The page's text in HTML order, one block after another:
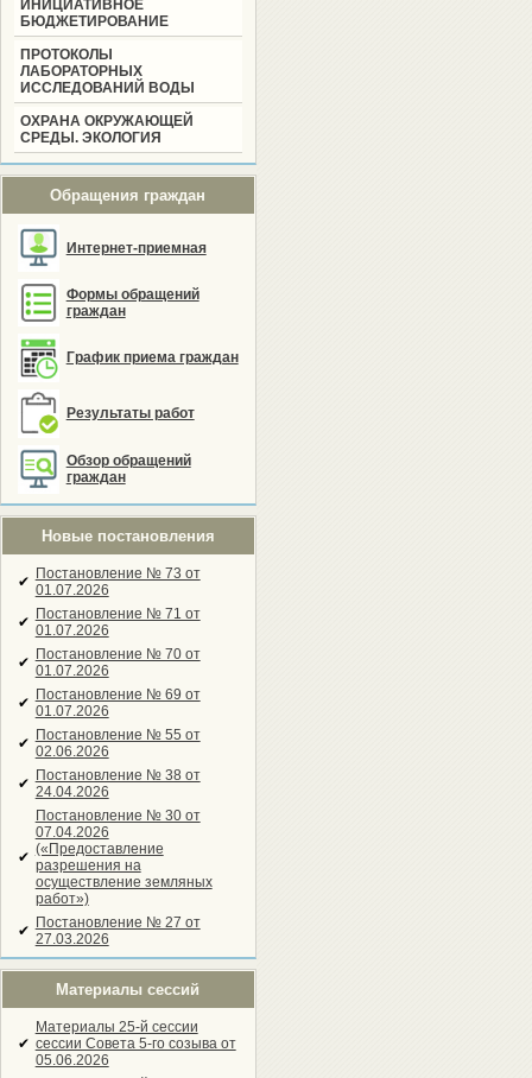
ИНИЦИАТИВНОЕ
БЮДЖЕТИРОВАНИЕ
ПРОТОКОЛЫ
ЛАБОРАТОРНЫХ
ИССЛЕДОВАНИЙ ВОДЫ
ОХРАНА ОКРУЖАЮЩЕЙ
СРЕДЫ. ЭКОЛОГИЯ
Обращения граждан
Интернет-приемная
Формы обращений
граждан
График приема граждан
Результаты работ
Обзор обращений
граждан
Новые постановления
✔ Постановление № 73 от
01.07.2026
✔ Постановление № 71 от
01.07.2026
✔ Постановление № 70 от
01.07.2026
✔ Постановление № 69 от
01.07.2026
✔ Постановление № 55 от
02.06.2026
✔ Постановление № 38 от
24.04.2026
✔
Постановление № 30 от
07.04.2026
(«Предоставление
разрешения на
осуществление земляных
работ»)
✔ Постановление № 27 от
27.03.2026
Материалы сессий
✔
Материалы 25-й сессии
сессии Совета 5-го созыва от
05.06.2026